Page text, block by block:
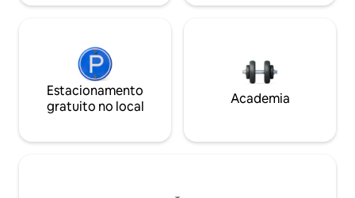
Estacionamento
gratuito no local
Academia